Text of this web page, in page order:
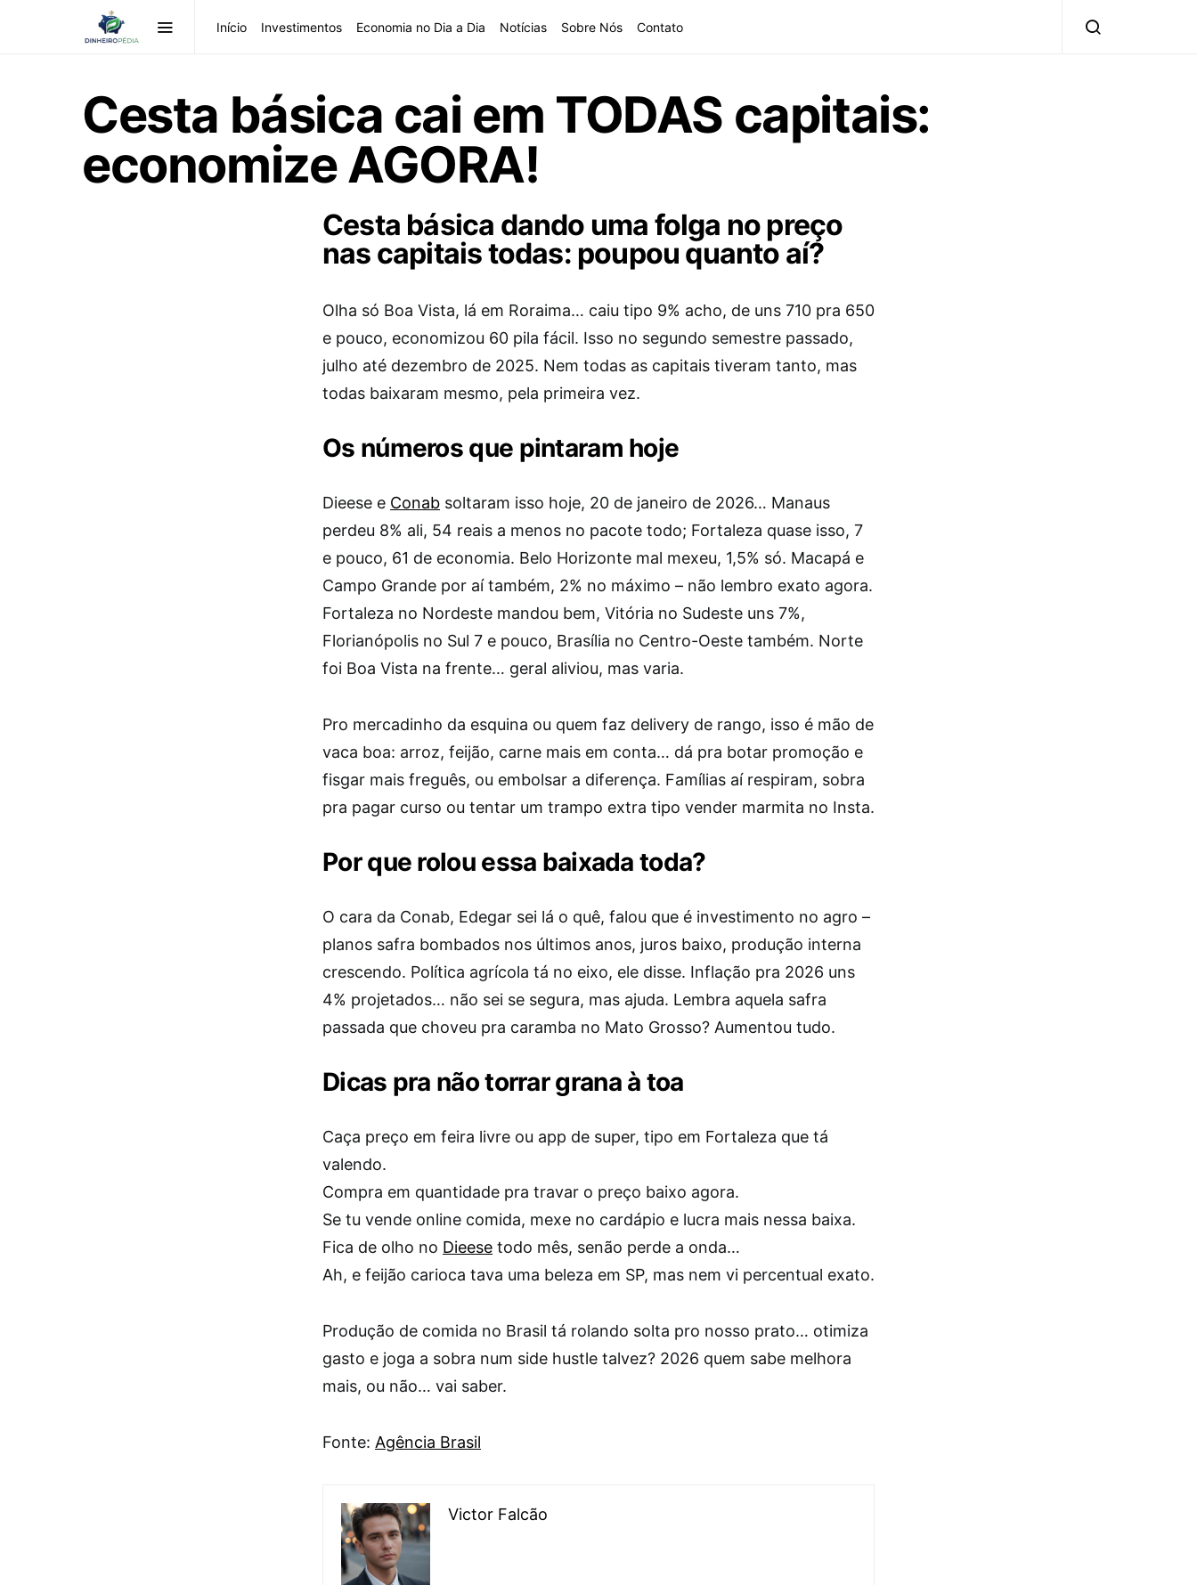
Início Investimentos Economia no Dia a Dia Notícias Sobre Nós Contato
Cesta básica cai em TODAS capitais:
economize AGORA!
Cesta básica dando uma folga no preço
nas capitais todas: poupou quanto aí?
Olha só Boa Vista, lá em Roraima… caiu tipo 9% acho, de uns 710 pra 650
e pouco, economizou 60 pila fácil. Isso no segundo semestre passado,
julho até dezembro de 2025. Nem todas as capitais tiveram tanto, mas
todas baixaram mesmo, pela primeira vez.
Os números que pintaram hoje
Dieese e Conab soltaram isso hoje, 20 de janeiro de 2026… Manaus
perdeu 8% ali, 54 reais a menos no pacote todo; Fortaleza quase isso, 7
e pouco, 61 de economia. Belo Horizonte mal mexeu, 1,5% só. Macapá e
Campo Grande por aí também, 2% no máximo – não lembro exato agora.
Fortaleza no Nordeste mandou bem, Vitória no Sudeste uns 7%,
Florianópolis no Sul 7 e pouco, Brasília no Centro-Oeste também. Norte
foi Boa Vista na frente… geral aliviou, mas varia.
Pro mercadinho da esquina ou quem faz delivery de rango, isso é mão de
vaca boa: arroz, feijão, carne mais em conta… dá pra botar promoção e
fisgar mais freguês, ou embolsar a diferença. Famílias aí respiram, sobra
pra pagar curso ou tentar um trampo extra tipo vender marmita no Insta.
Por que rolou essa baixada toda?
O cara da Conab, Edegar sei lá o quê, falou que é investimento no agro –
planos safra bombados nos últimos anos, juros baixo, produção interna
crescendo. Política agrícola tá no eixo, ele disse. Inflação pra 2026 uns
4% projetados… não sei se segura, mas ajuda. Lembra aquela safra
passada que choveu pra caramba no Mato Grosso? Aumentou tudo.
Dicas pra não torrar grana à toa
Caça preço em feira livre ou app de super, tipo em Fortaleza que tá
valendo.
Compra em quantidade pra travar o preço baixo agora.
Se tu vende online comida, mexe no cardápio e lucra mais nessa baixa.
Fica de olho no Dieese todo mês, senão perde a onda…
Ah, e feijão carioca tava uma beleza em SP, mas nem vi percentual exato.
Produção de comida no Brasil tá rolando solta pro nosso prato… otimiza
gasto e joga a sobra num side hustle talvez? 2026 quem sabe melhora
mais, ou não… vai saber.
Fonte: Agência Brasil
Victor Falcão